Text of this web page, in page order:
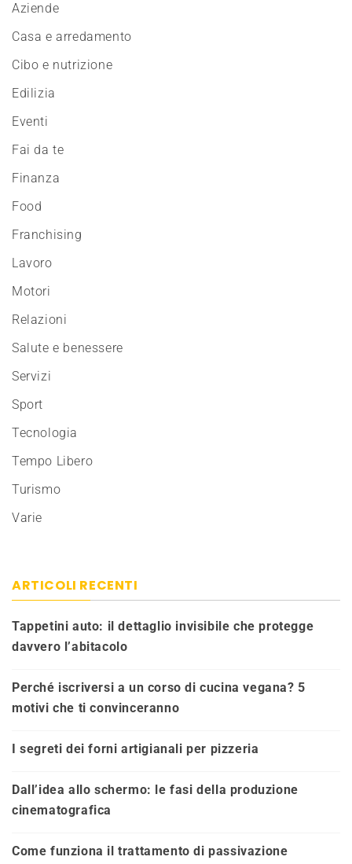
Aziende
Casa e arredamento
Cibo e nutrizione
Edilizia
Eventi
Fai da te
Finanza
Food
Franchising
Lavoro
Motori
Relazioni
Salute e benessere
Servizi
Sport
Tecnologia
Tempo Libero
Turismo
Varie
ARTICOLI RECENTI
Tappetini auto: il dettaglio invisibile che protegge
davvero l’abitacolo
Perché iscriversi a un corso di cucina vegana? 5
motivi che ti convinceranno
I segreti dei forni artigianali per pizzeria
Dall’idea allo schermo: le fasi della produzione
cinematografica
Come funziona il trattamento di passivazione